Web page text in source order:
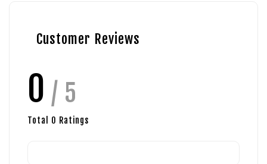
Customer Reviews
0 / 5
Total 0 Ratings